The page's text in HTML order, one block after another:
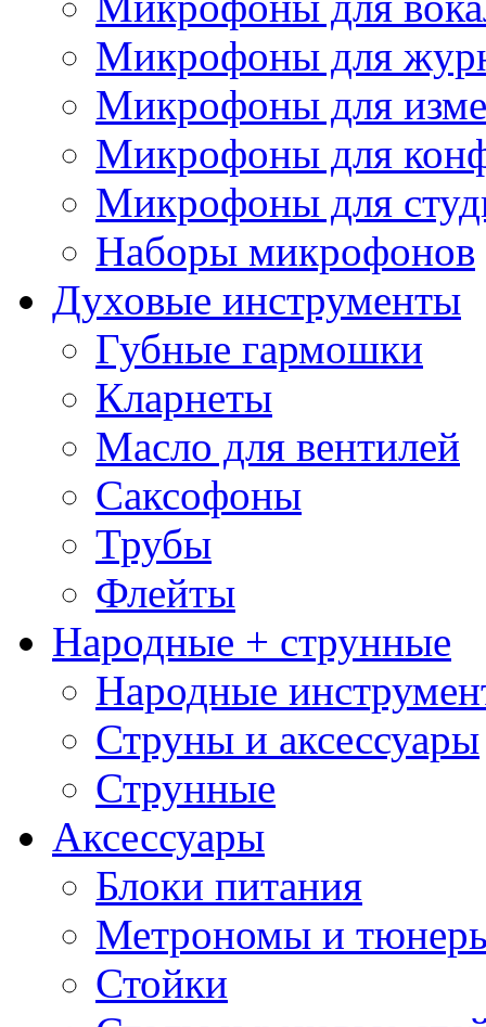
Микрофоны для
Микрофоны для
Микрофоны для
Микрофоны для
Наборы микрофонов
Духовые инструменты
Губные гармошки
Кларнеты
Масло для вентилей
Саксофоны
Трубы
Флейты
Народные + струнные
Народные
Струны и аксессуары
Струнные
Аксессуары
Блоки питания
Метрономы и
Стойки